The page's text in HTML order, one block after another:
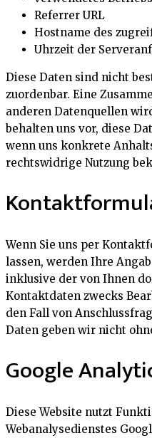
Referrer URL
Hostname des
Uhrzeit der
Diese Daten sind nicht
zuordenbar. Eine
anderen Datenquellen
behalten uns vor, diese
wenn uns konkrete
rechtswidrige Nutzung
Wenn Sie uns per
lassen, werden Ihre
inklusive der von Ihnen
Kontaktdaten zwecks
den Fall von
Daten geben wir nicht
Google
Diese Website nutzt
Webanalysedienstes